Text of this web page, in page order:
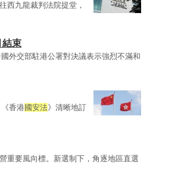
西九龍裁判法院提堂，
結束
外交部駐港公署對決議表示強烈不滿和
香港國安法》清晰地訂
重要風向標。新選制下，角逐地區直選